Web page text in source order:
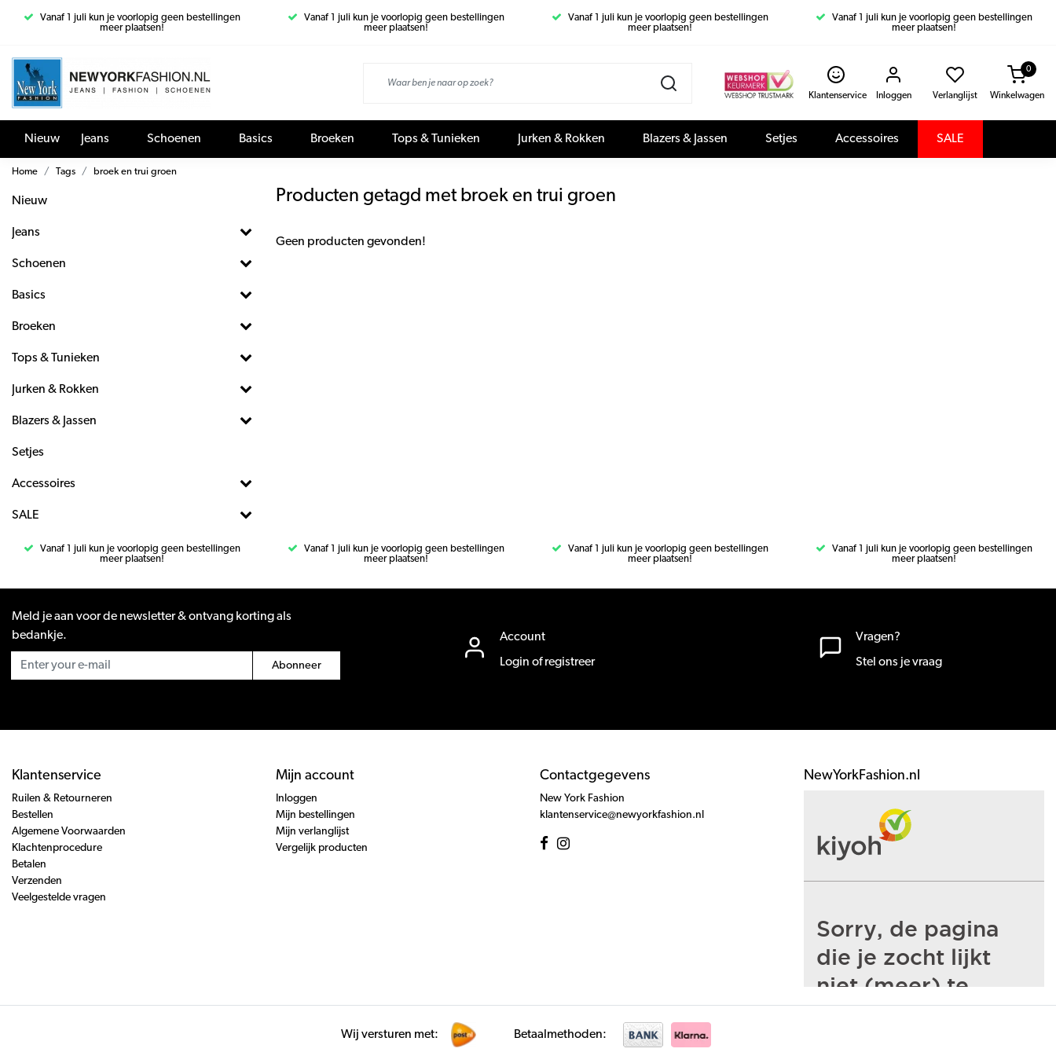
Vanaf 1 juli kun je voorlopig geen bestellingen
meer plaatsen!
Vanaf 1 juli kun je voorlopig geen bestellingen
meer plaatsen!
Vanaf 1 juli kun je voorlopig geen bestellingen
meer plaatsen!
Vanaf 1 juli kun je voorlopig geen bestellingen
meer plaatsen!
Klantenservice Inloggen Verlanglijst Winkelwagen
0
Nieuw Jeans Schoenen Basics Broeken Tops & Tunieken Jurken & Rokken Blazers & Jassen Setjes Accessoires SALE
Home Tags broek en trui groen
Nieuw
Jeans
Schoenen
Basics
Broeken
Tops & Tunieken
Jurken & Rokken
Blazers & Jassen
Setjes
Accessoires
SALE
Producten getagd met broek en trui groen
Geen producten gevonden!
Vanaf 1 juli kun je voorlopig geen bestellingen
meer plaatsen!
Vanaf 1 juli kun je voorlopig geen bestellingen
meer plaatsen!
Vanaf 1 juli kun je voorlopig geen bestellingen
meer plaatsen!
Vanaf 1 juli kun je voorlopig geen bestellingen
meer plaatsen!
Meld je aan voor de newsletter & ontvang korting als
bedankje.
Abonneer
Account
Login of registreer
Vragen?
Stel ons je vraag
Klantenservice
Ruilen & Retourneren
Bestellen
Algemene Voorwaarden
Klachtenprocedure
Betalen
Verzenden
Veelgestelde vragen
Mijn account
Inloggen
Mijn bestellingen
Mijn verlanglijst
Vergelijk producten
Contactgegevens
New York Fashion
klantenservice@newyorkfashion.nl
NewYorkFashion.nl
Wij versturen met: Betaalmethoden: